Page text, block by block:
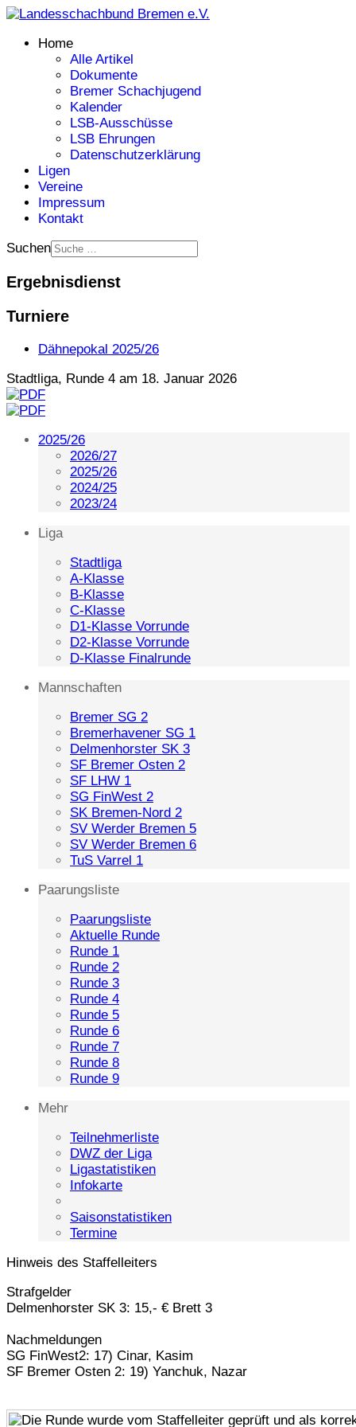
Home
Alle Artikel
Dokumente
Bremer Schachjugend
Kalender
LSB-Ausschüsse
LSB Ehrungen
Datenschutzerklärung
Ligen
Vereine
Impressum
Kontakt
Suchen
Ergebnisdienst
Turniere
Dähnepokal 2025/26
Stadtliga, Runde 4 am 18. Januar 2026
2025/26
2026/27
2025/26
2024/25
2023/24
Liga
Stadtliga
A-Klasse
B-Klasse
C-Klasse
D1-Klasse Vorrunde
D2-Klasse Vorrunde
D-Klasse Finalrunde
Mannschaften
Bremer SG 2
Bremerhavener SG 1
Delmenhorster SK 3
SF Bremer Osten 2
SF LHW 1
SG FinWest 2
SK Bremen-Nord 2
SV Werder Bremen 5
SV Werder Bremen 6
TuS Varrel 1
Paarungsliste
Paarungsliste
Aktuelle Runde
Runde 1
Runde 2
Runde 3
Runde 4
Runde 5
Runde 6
Runde 7
Runde 8
Runde 9
Mehr
Teilnehmerliste
DWZ der Liga
Ligastatistiken
Infokarte
Saisonstatistiken
Termine
Hinweis des Staffelleiters
Strafgelder
Delmenhorster SK 3: 15,- € Brett 3
Nachmeldungen
SG FinWest2: 17) Cinar, Kasim
SF Bremer Osten 2: 19) Yanchuk, Nazar